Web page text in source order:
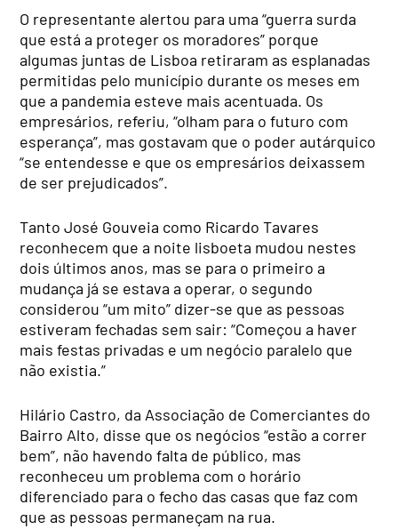
O representante alertou para uma “guerra surda
que está a proteger os moradores” porque
algumas juntas de Lisboa retiraram as esplanadas
permitidas pelo município durante os meses em
que a pandemia esteve mais acentuada. Os
empresários, referiu, “olham para o futuro com
esperança”, mas gostavam que o poder autárquico
“se entendesse e que os empresários deixassem
de ser prejudicados”.
Tanto José Gouveia como Ricardo Tavares
reconhecem que a noite lisboeta mudou nestes
dois últimos anos, mas se para o primeiro a
mudança já se estava a operar, o segundo
considerou “um mito” dizer-se que as pessoas
estiveram fechadas sem sair: “Começou a haver
mais festas privadas e um negócio paralelo que
não existia.”
Hilário Castro, da Associação de Comerciantes do
Bairro Alto, disse que os negócios “estão a correr
bem”, não havendo falta de público, mas
reconheceu um problema com o horário
diferenciado para o fecho das casas que faz com
que as pessoas permaneçam na rua.